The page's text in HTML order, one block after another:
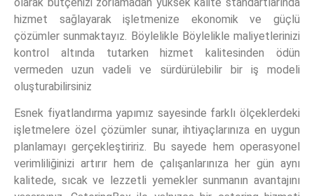
hizmet sağlayarak işletmenize ekonomik ve güçlü
çözümler sunmaktayız. Böylelikle Böylelikle maliyetlerinizi
kontrol altında tutarken hizmet kalitesinden ödün
vermeden uzun vadeli ve sürdürülebilir bir iş modeli
oluşturabilirsiniz
Esnek fiyatlandırma yapımız sayesinde farklı ölçeklerdeki
işletmelere özel çözümler sunar, ihtiyaçlarınıza en uygun
planlamayı gerçekleştiririz. Bu sayede hem operasyonel
verimliliğinizi artırır hem de çalışanlarınıza her gün aynı
kalitede, sıcak ve lezzetli yemekler sunmanın avantajını